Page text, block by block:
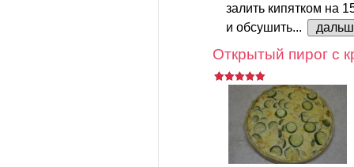
залить кипятком на
и обсушить...
Открытый пирог с